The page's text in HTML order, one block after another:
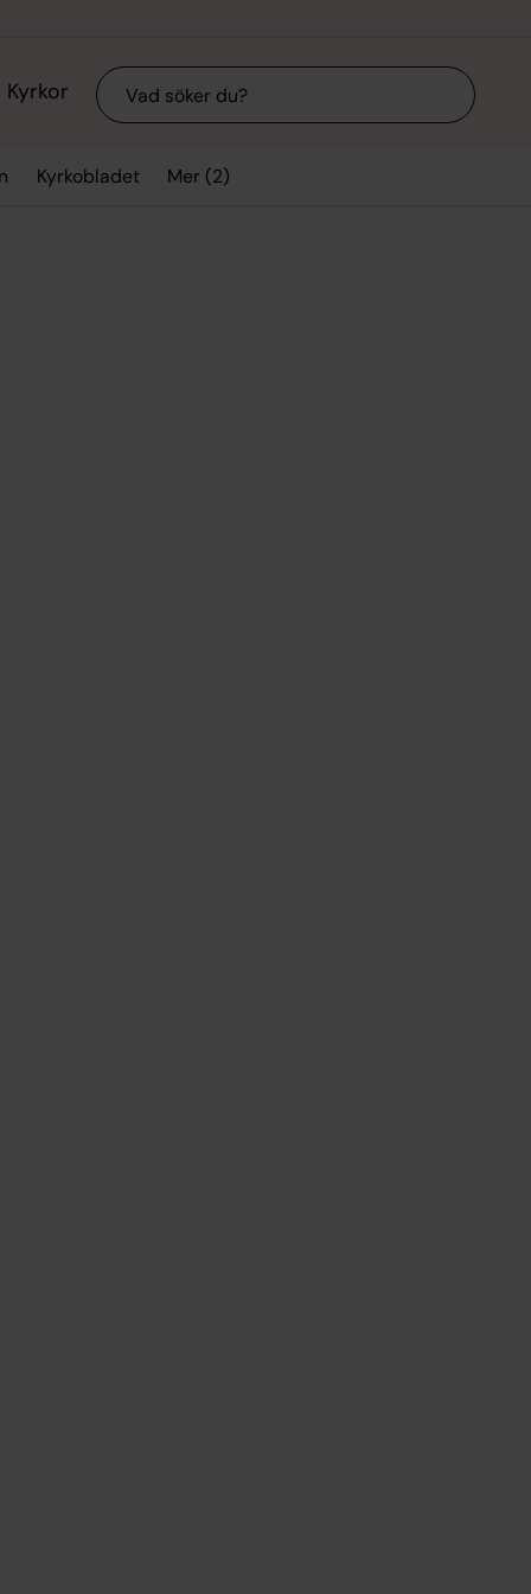
Kyrkor Sök
Kyrkobladet Mer (2)